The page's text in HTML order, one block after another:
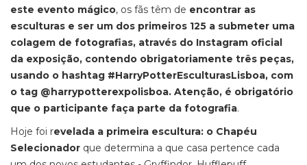
este evento mágico, os fãs têm de encontrar as
esculturas e ser um dos primeiros 125 a submeter uma
colagem de fotografias, através do Instagram oficial
da exposição, contendo obrigatoriamente três peças,
usando o hashtag #HarryPotterEsculturasLisboa, com
o tag @harrypotterexpolisboa. Atenção, é obrigatório
que o participante faça parte da fotografia.
Hoje foi revelada a primeira escultura: o Chapéu
Selecionador que determina a que casa pertence cada